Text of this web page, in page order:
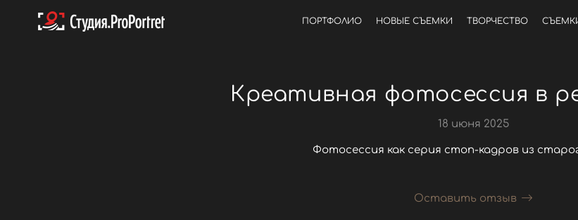
ПОРТФОЛИО НОВЫЕ СЪЕМКИ ТВОРЧЕСТВО
Креативная фотосессия в
18 июня 2025
Фотосессия как серия стоп-кадров из
Оставить отзыв